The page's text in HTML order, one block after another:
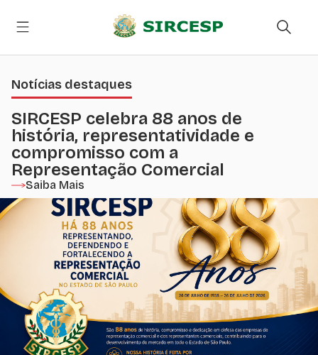
Notícias destaques
SIRCESP celebra 88 anos de
história, representatividade e
compromisso com a
Representação Comercial
Saiba Mais